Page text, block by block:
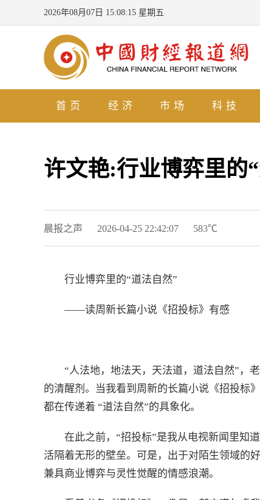
2026年08月07日 15:08:16 星期五
首页 经济 市场 科技
许文艳:行业博弈里的
晨报之声 2026-04-25 22:42:07 583℃
行业博弈里的“道法自然”
——读周新长篇小说《招投标》有感
“人法地，地法天，天法道，道法自然”，
的清醒剂。当我看到周新的长篇小说《招投标
都在传递着 “道法自然”的具象化。
在此之前，“招投标”是我从电视新闻里知
活隔着无形的壁垒。可是，出于对陌生领域的
兼具商业博弈与灵性觉醒的情感浪潮。